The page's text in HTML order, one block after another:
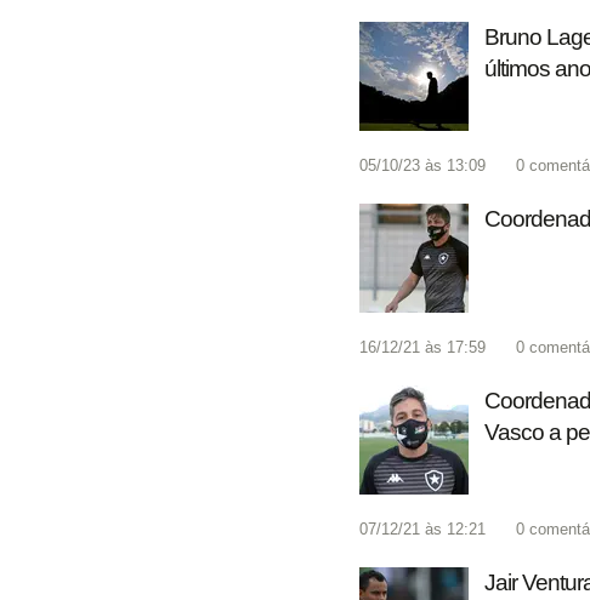
Bruno
últimos
05/10/23 às 13:09 0
16/12/21 às 17:59 0
Vasco a
07/12/21 às 12:21 0
Jair